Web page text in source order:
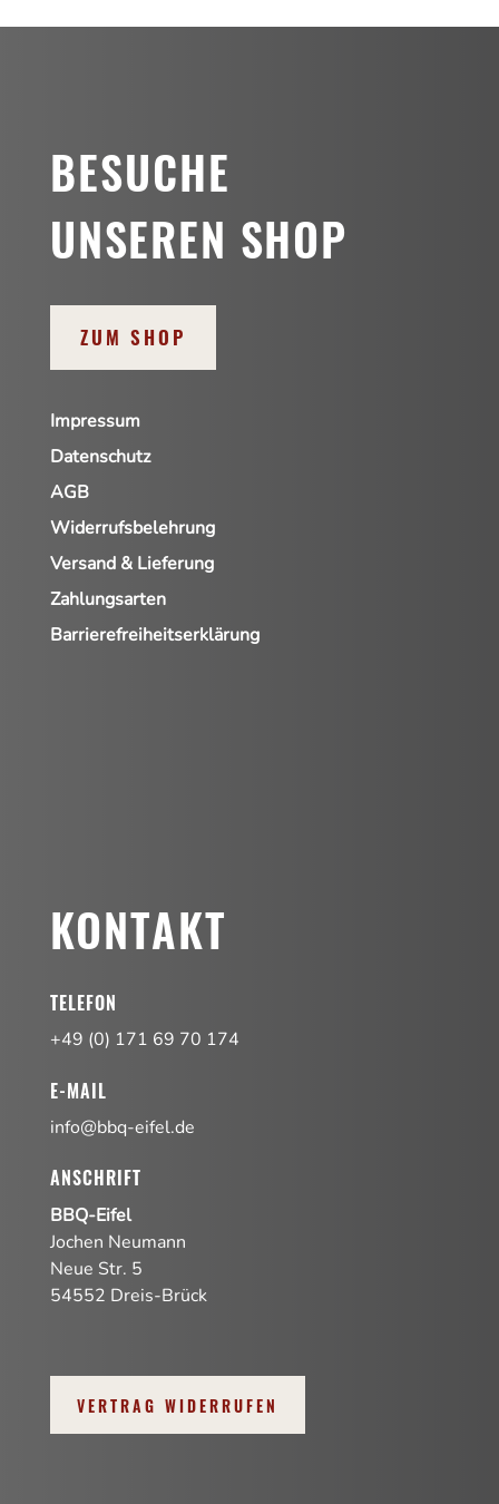
BESUCHE
UNSEREN SHOP
ZUM SHOP
Impressum
Datenschutz
AGB
Widerrufsbelehrung
Versand & Lieferung
Zahlungsarten
Barrierefreiheitserklärung
KONTAKT
TELEFON
+49 (0) 171 69 70 174
E-MAIL
info@bbq-eifel.de
ANSCHRIFT
BBQ-Eifel
Jochen Neumann
Neue Str. 5
54552 Dreis-Brück
VERTRAG WIDERRUFEN